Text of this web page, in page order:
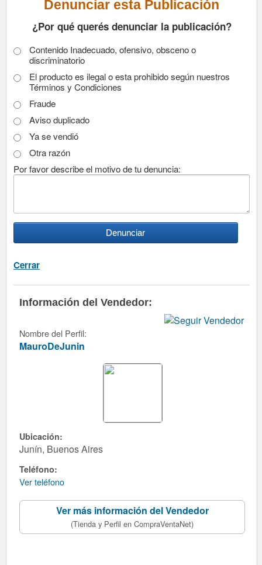
Denunciar esta Publicación
¿Por qué querés denunciar la publicación?
Contenido Inadecuado, ofensivo, obsceno o
discriminatorio
El producto es ilegal o esta prohibido según nuestros
Términos y Condiciones
Fraude
Aviso duplicado
Ya se vendió
Otra razón
Por favor describe el motivo de tu denuncia:
Cerrar
Información del Vendedor:
Nombre del Perfil:
MauroDeJunin
Ubicación:
Junín, Buenos Aires
Teléfono:
Ver teléfono
Ver más información del Vendedor
(Tienda y Perfil en CompraVentaNet)